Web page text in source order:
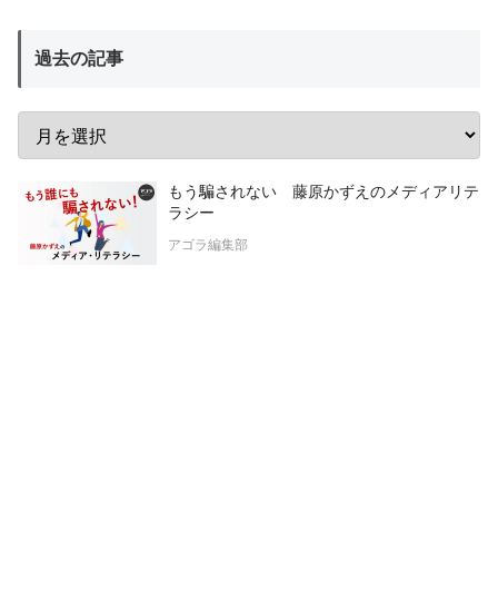
過去の記事
もう騙されない 藤原かずえのメディアリテ
ラシー
アゴラ編集部